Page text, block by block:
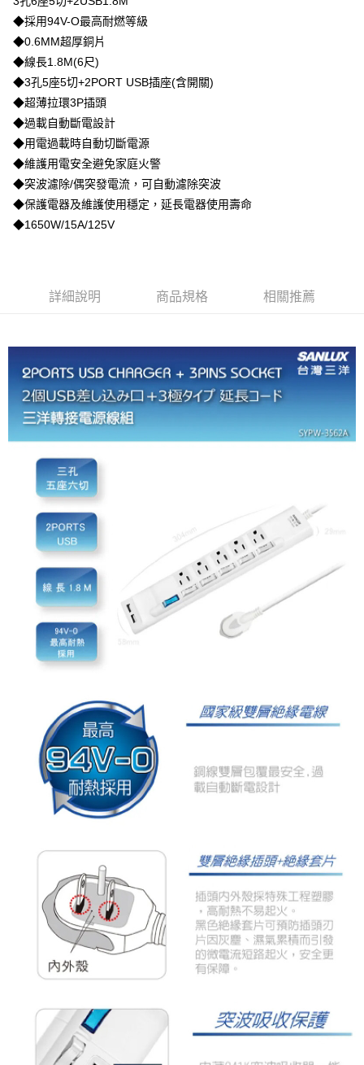
全盈+PAY
運送方式
每筆NT$150，滿NT$1,599(含以上)免運費
◆採用94V-O最高耐燃等級
◆0.6MM超厚銅片
◆線長1.8M(6尺)
◆3孔5座5切+2PORT USB插座(含開關)
◆超薄拉環3P插頭
◆過載自動斷電設計
◆用電過載時自動切斷電源
◆維護用電安全避免家庭火警
◆突波濾除/偶突發電流，可自動濾除突波
◆保護電器及維護使用穩定，延長電器使用壽命
◆1650W/15A/125V
詳細說明 商品規格 相關推薦